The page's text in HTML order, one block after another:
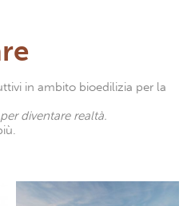
in ambito bioedilizia per la
diventare realtà.